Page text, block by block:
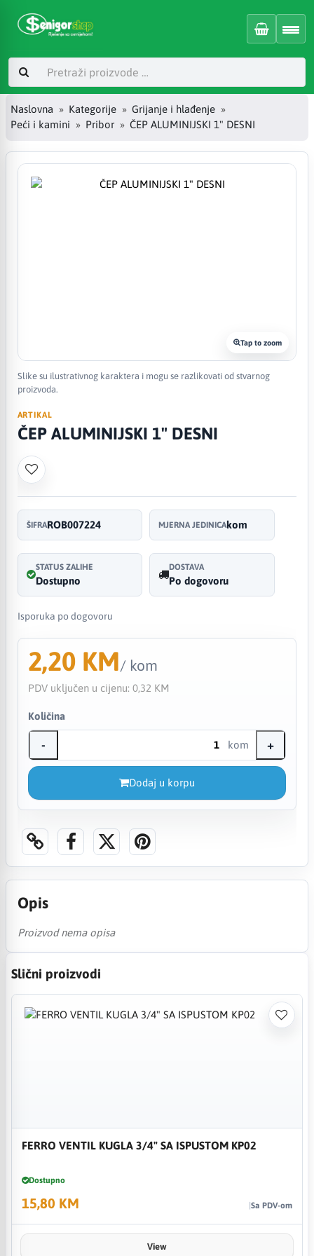
Naslovna Kategorije
Grijanje i hlađenje
Peći i kamini
Pribor ČEP ALUMINIJSKI 1" DESNI
Tap to zoom
Slike su ilustrativnog karaktera i mogu se razlikovati od stvarnog
proizvoda.
ARTIKAL
ČEP ALUMINIJSKI 1" DESNI
ŠIFRAROB007224 MJERNA JEDINICAkom
STATUS ZALIHE
Dostupno
DOSTAVA
Po dogovoru
Isporuka po dogovoru
2,20 KM/ kom
PDV uključen u cijenu: 0,32 KM
Količina
- kom +
Dodaj u korpu
Opis
Proizvod nema opisa
Slični proizvodi
FERRO VENTIL KUGLA 3/4" SA ISPUSTOM KP02
Dostupno
15,80 KM Sa PDV-om
View